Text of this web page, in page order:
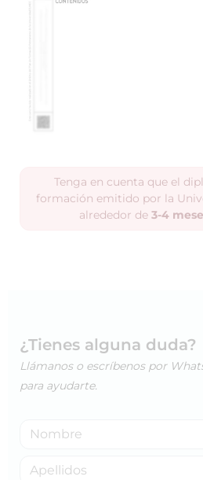
Tenga en cuenta que el
formación emitido por la
alrededor de 3-4
¿Tienes alguna duda?
Llámanos o escríbenos por
para ayudarte.